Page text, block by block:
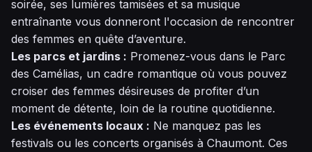
soirée, ses lumières tamisées et sa musique
entraînante vous donneront l'occasion de rencontrer
des femmes en quête d’aventure.
Les parcs et jardins : Promenez-vous dans le Parc
des Camélias, un cadre romantique où vous pouvez
croiser des femmes désireuses de profiter d’un
moment de détente, loin de la routine quotidienne.
Les événements locaux : Ne manquez pas les
festivals ou les concerts organisés à Chaumont. Ces